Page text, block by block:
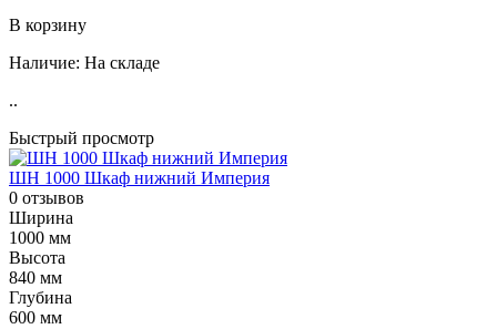
В корзину
Наличие: На складе
..
Быстрый просмотр
ШН 1000 Шкаф нижний Империя
0 отзывов
Ширина
1000 мм
Высота
840 мм
Глубина
600 мм